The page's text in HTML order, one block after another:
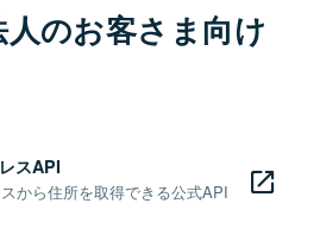
のお客さま向け
スAPI
から住所を取得できる公式API